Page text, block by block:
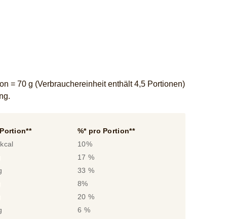
= 70 g (Verbrauchereinheit enthält 4,5 Portionen)
%* pro Portion**
10%
17 %
33 %
8%
20 %
6 %